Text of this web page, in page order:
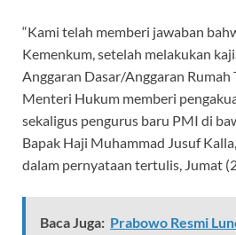
“Kami telah memberi jawaban
Kemenkum, setelah melakukan
Anggaran Dasar/Anggaran Rumah
Menteri Hukum memberi
sekaligus pengurus baru PMI di
Bapak Haji Muhammad Jusuf
dalam pernyataan tertulis, Jumat
Baca Juga: Prabowo Resmi